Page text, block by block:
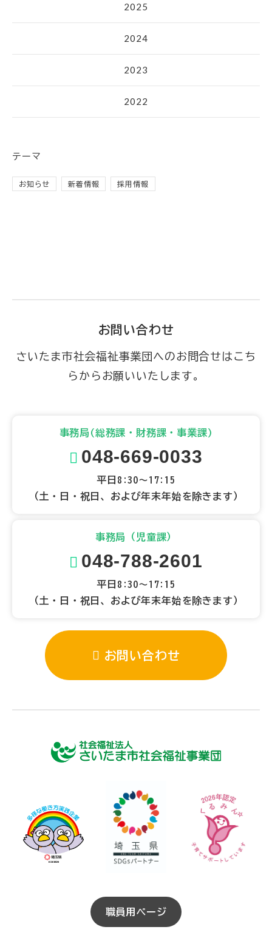
2025
2024
2023
2022
テーマ
お知らせ 新着情報 採用情報
お問い合わせ
さいたま市社会福祉事業団へのお問合せはこち
らからお願いいたします。
事務局(総務課・財務課・事業課)
048-669-0033
平日8:30～17:15
（土・日・祝日、および年末年始を除きます）
事務局（児童課）
048-788-2601
平日8:30～17:15
（土・日・祝日、および年末年始を除きます）
お問い合わせ
職員用ページ